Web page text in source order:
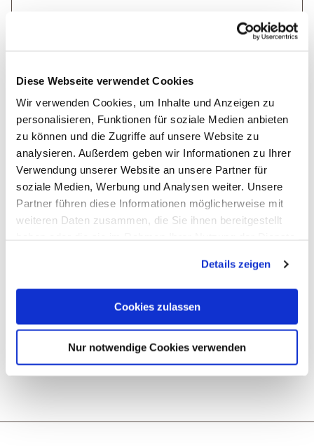
Diese Webseite verwendet Cookies
Wir verwenden Cookies, um Inhalte und Anzeigen zu
personalisieren, Funktionen für soziale Medien anbieten
zu können und die Zugriffe auf unsere Website zu
analysieren. Außerdem geben wir Informationen zu Ihrer
Verwendung unserer Website an unsere Partner für
soziale Medien, Werbung und Analysen weiter. Unsere
Partner führen diese Informationen möglicherweise mit
weiteren Daten zusammen, die Sie ihnen bereitgestellt
Cookies, wenn Sie unsere Webseite weiterhin nutzen.
Details zeigen
Cookies zulassen
Nur notwendige Cookies verwenden
Bitte bestätigen Sie, dass Sie die folgenden Informationen zur Kenntnis
genommen haben. (Zum Betrachten der PDF-Dokumente benötigen Sie den
Acrobat Reader , den Sie hier kostenlos herunterladen*
Ja, ich habe dasFormblattzur Unterrichtung des Reisenden bei
einer Pauschalreise zur Kenntnis genommen. Ebenfalls habe ich
dieReisebedingungen für Pauschalangebotezur Kenntnis
genommen.
Ja, ich bin mit denDatenschutzbestimmungeneinverstanden*
* Verplichte velden